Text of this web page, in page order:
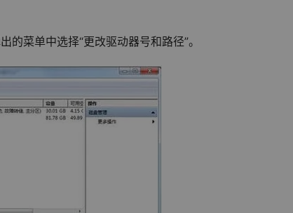
菜单中选择“更改驱动器号和路径”。